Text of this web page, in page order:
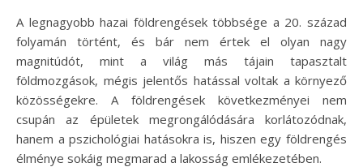
A legnagyobb hazai földrengések többsége a 20. század
folyamán történt, és bár nem értek el olyan nagy
magnitúdót, mint a világ más tájain tapasztalt
földmozgások, mégis jelentős hatással voltak a környező
közösségekre. A földrengések következményei nem
csupán az épületek megrongálódására korlátozódnak,
hanem a pszichológiai hatásokra is, hiszen egy földrengés
élménye sokáig megmarad a lakosság emlékezetében.